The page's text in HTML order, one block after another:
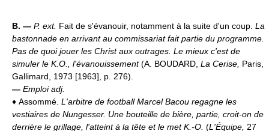
B. — P. ext. Fait de s'évanouir, notamment à la suite d'un coup. La
bastonnade en arrivant au commissariat fait partie du programme.
Pas de quoi jouer les Christ aux outrages. Le mieux c'est de
simuler le K.O., l'évanouissement(A. BOUDARD, La Cerise, Paris,
Gallimard, 1973 [1963], p. 276).
— Emploi adj.
♦ Assommé. L'arbitre de football Marcel Bacou regagne les
vestiaires de Nungesser. Une bouteille de bière, partie, croit-on de
derrière le grillage, l'atteint à la tête et le met K.-O. (L'Équipe, 27